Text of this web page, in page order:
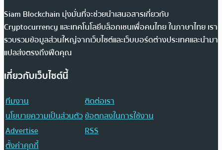
Siam Blockchain มุ่งมั่นที่จะช่วยนำเสนอสารเกี่ยวกับ
Cryptocurrency และเทคโนโลยีบล็อกเชนเพื่อคนไทย ในภาษาไทย เรา
รวบรวมข้อมูลส่วนใหญ่จากเว็บไซต์และเว็บบอร์ดต่างประเทศและนำมา
แปลส่งตรงถึงฟีดคุณ
เกี่ยวกับเว็บไซต์นี้
ทีมงาน
ติดต่อเรา
นโยบายความเป็นส่วนตัวข้อตกลงในการใช้งาน
Advertise
RSS
ตั้งค่าคุกกี้